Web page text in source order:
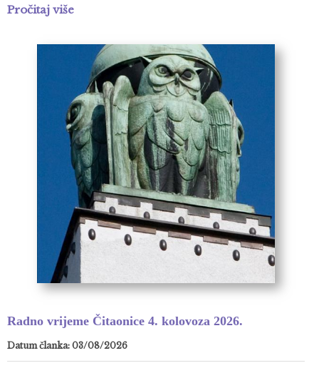
Pročitaj više
Radno vrijeme Čitaonice 4. kolovoza 2026.
Datum članka: 03/08/2026